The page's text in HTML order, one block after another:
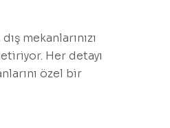
dış mekanlarınızı
Her detayı
özel bir